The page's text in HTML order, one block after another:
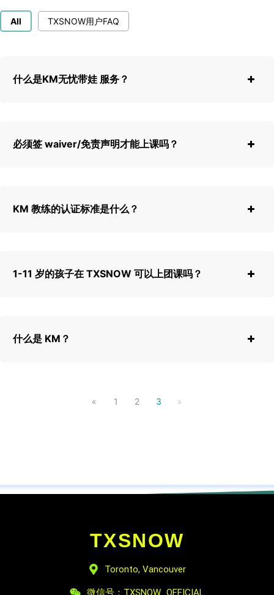
All TXSNOW用户FAQ
什么是KM无忧带娃 服务？
必须签 waiver/免责声明才能上课吗？
KM 教练的认证标准是什么？
1-11 岁的孩子在 TXSNOW 可以上团课吗？
什么是 KM？
« 1 2 3 »
TXSNOW
Toronto, Vancouver
微信号：TXSNOW_OFFICIAL